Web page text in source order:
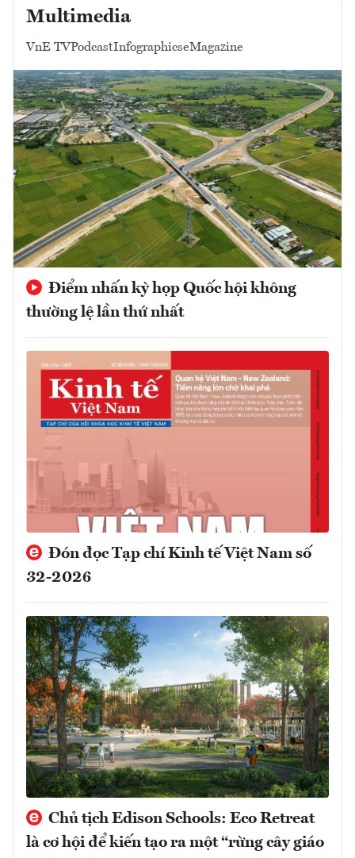
Multimedia
VnE TVPodcastInfographicseMagazine
Điểm nhấn kỳ họp Quốc hội không
thường lệ lần thứ nhất
Đón đọc Tạp chí Kinh tế Việt Nam số
32-2026
Chủ tịch Edison Schools: Eco Retreat
là cơ hội để kiến tạo ra một “rừng cây giáo